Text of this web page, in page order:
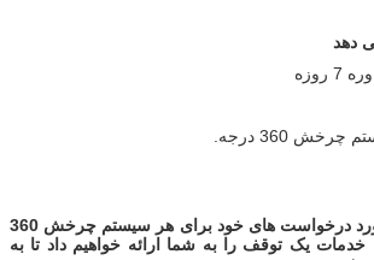
360 درجه.
خوش آمدید با ما در مورد درخواست های خود برای هر سیستم چرخش 360
یک توقف را به شما ارائه خواهیم داد تا به